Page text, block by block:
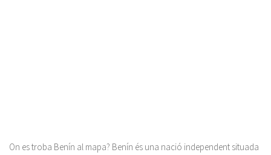
On es troba Benín al mapa? Benín és una nació independent situada